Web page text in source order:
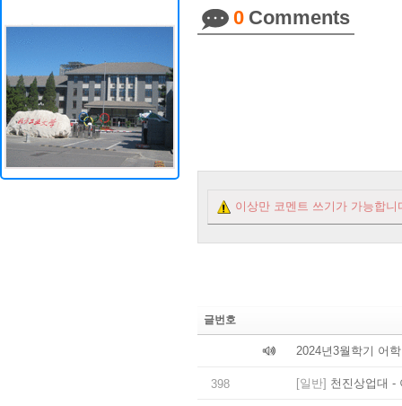
0 Comments
이상만 코멘트 쓰기가 가능합니
글번호
2024년3월학기 어
398 [일반] 천진상업대 -